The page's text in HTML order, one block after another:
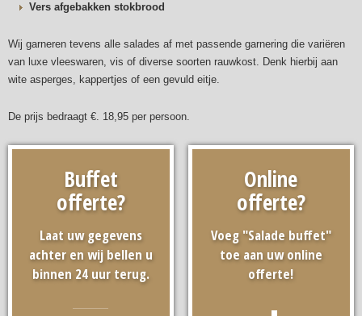
Vers afgebakken stokbrood
Wij garneren tevens alle salades af met passende garnering die variëren
van luxe vleeswaren, vis of diverse soorten rauwkost. Denk hierbij aan
wite asperges, kappertjes of een gevuld eitje.
De prijs bedraagt €. 18,95 per persoon.
Buffet
offerte?
Laat uw gegevens
achter en wij bellen u
binnen 24 uur terug.
Online
offerte?
Voeg "Salade buffet"
toe aan uw online
offerte!